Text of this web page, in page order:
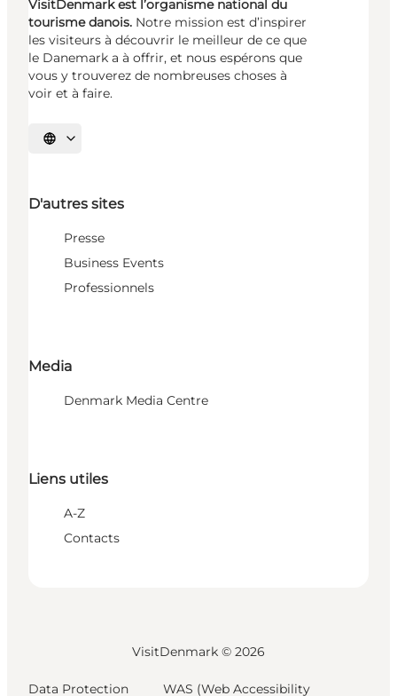
VisitDenmark est l’organisme national du
tourisme danois. Notre mission est d’inspirer
les visiteurs à découvrir le meilleur de ce que
le Danemark a à offrir, et nous espérons que
vous y trouverez de nombreuses choses à
voir et à faire.
Choisissez la langue
D'autres sites
Presse
Business Events
Professionnels
Media
Denmark Media Centre
Liens utiles
A-Z
Contacts
VisitDenmark © 2026
Data Protection WAS (Web Accessibility